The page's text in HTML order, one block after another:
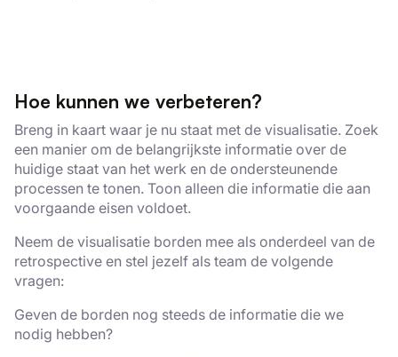
Hoe kunnen we verbeteren?
Breng in kaart waar je nu staat met de visualisatie. Zoek
een manier om de belangrijkste informatie over de
huidige staat van het werk en de ondersteunende
processen te tonen. Toon alleen die informatie die aan
voorgaande eisen voldoet.
Neem de visualisatie borden mee als onderdeel van de
retrospective en stel jezelf als team de volgende
vragen:
Geven de borden nog steeds de informatie die we
nodig hebben?
die deze kunnen combineren met andere
informatie die u aan hen heeft verstrekt of
die zij hebben verzameld door uw gebruik
van hun diensten.Privacybeleid
Strikt
noodzakelijk
Prestatie Targeting